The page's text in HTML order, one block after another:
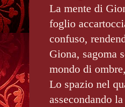
La mente di
foglio
confuso,
Giona, sagoma
mondo di
Lo spazio nel
assecondando